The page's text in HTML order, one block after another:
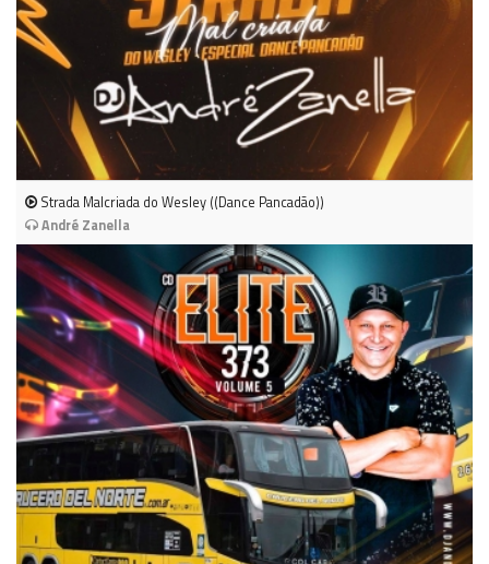
Strada Malcriada do Wesley ((Dance Pancadão))
André Zanella